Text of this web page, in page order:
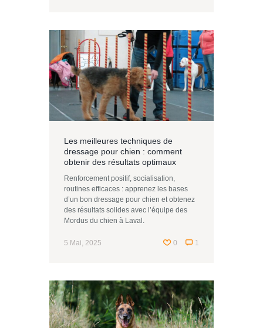
Les meilleures techniques de
dressage pour chien : comment
obtenir des résultats optimaux
Renforcement positif, socialisation,
routines efficaces : apprenez les bases
d’un bon dressage pour chien et obtenez
des résultats solides avec l’équipe des
Mordus du chien à Laval.
5 Mai, 2025 1
0